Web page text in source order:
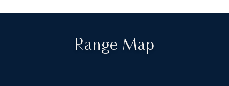
Range Map